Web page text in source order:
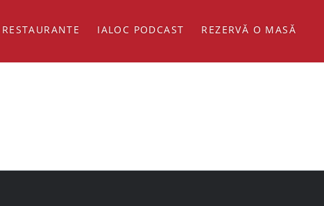
IALOC PODCAST REZERVĂ O MASĂ